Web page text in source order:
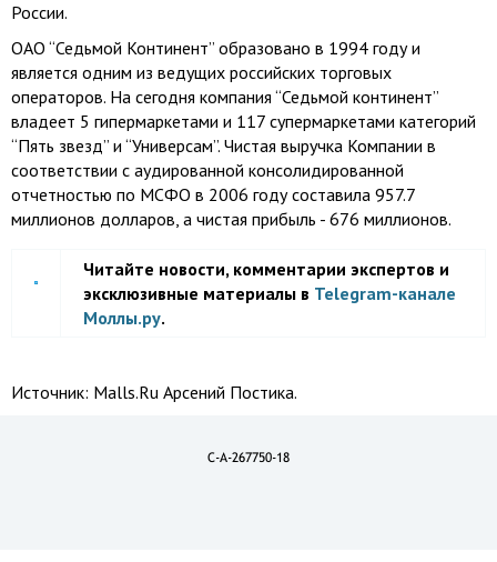
России.
ОАО “Седьмой Континент” образовано в 1994 году и
является одним из ведущих российских торговых
операторов. На сегодня компания “Седьмой континент”
владеет 5 гипермаркетами и 117 супермаркетами категорий
“Пять звезд” и “Универсам”. Чистая выручка Компании в
соответствии с аудированной консолидированной
отчетностью по МСФО в 2006 году составила 957.7
миллионов долларов, а чистая прибыль - 676 миллионов.
Читайте новости, комментарии экспертов и
эксклюзивные материалы в Telegram-канале
Моллы.ру.
Источник: Malls.Ru Арсений Постика.
C-A-267750-18